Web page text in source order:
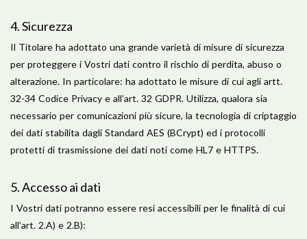
​4. Sicurezza
Il Titolare ha adottato una grande varietà di misure di sicurezza
per proteggere i Vostri dati contro il rischio di perdita, abuso o
alterazione. In particolare: ha adottato le misure di cui agli artt.
32-34 Codice Privacy e all’art. 32 GDPR. Utilizza, qualora sia
necessario per comunicazioni più sicure, la tecnologia di criptaggio
dei dati stabilita dagli Standard AES (BCrypt) ed i protocolli
protetti di trasmissione dei dati noti come HL7 e HTTPS.
​5. Accesso ai dati
I Vostri dati potranno essere resi accessibili per le finalità di cui
all’art. 2.A) e 2.B):